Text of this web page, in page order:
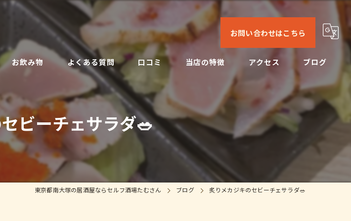
お問い合わせはこちら
お飲み物 よくある質問 口コミ 当店の特徴
ビール
焼酎
刺身
ドリンク
アクセス
コンセプト
ブログ
コラム
ビーチェサラダ🥗
東京都南大塚の居酒屋ならセルフ酒場たむさん ブログ 炙りメカジキのセビーチェサラダ🥗